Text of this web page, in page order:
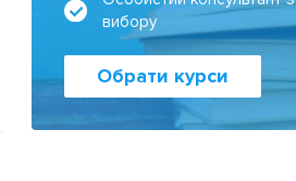
вибору
Обрати курси